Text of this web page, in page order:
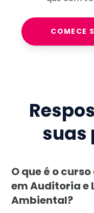
COMECE
suas
O que é o
em Auditoria e
Ambiental?